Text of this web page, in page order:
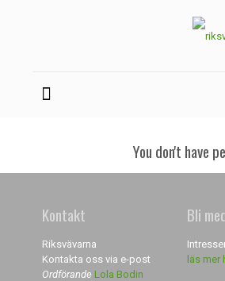
You don't have
Kontakt
Riksvävarna
Kontakta oss via e-post
Ordförande Lola Bodin
Bli
läs mer